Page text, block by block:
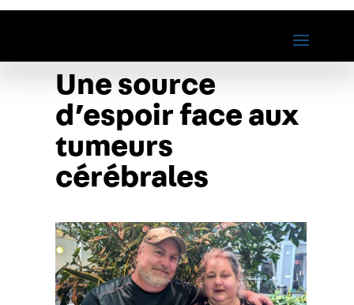
Une source
d’espoir face aux
tumeurs
cérébrales